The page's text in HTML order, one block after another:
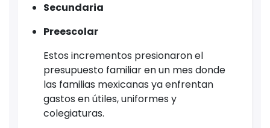
Secundaria
Preescolar
Estos incrementos presionaron el
presupuesto familiar en un mes donde
las familias mexicanas ya enfrentan
gastos en útiles, uniformes y
colegiaturas.